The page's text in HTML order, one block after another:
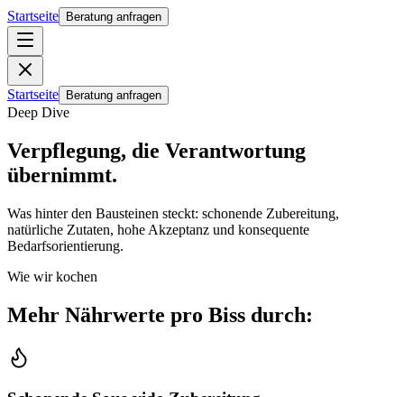
Startseite Beratung anfragen
Startseite Beratung anfragen
Deep Dive
Verpflegung, die Verantwortung
übernimmt.
Was hinter den Bausteinen steckt: schonende Zubereitung,
natürliche Zutaten, hohe Akzeptanz und konsequente
Bedarfsorientierung.
Wie wir kochen
Mehr Nährwerte pro Biss durch: